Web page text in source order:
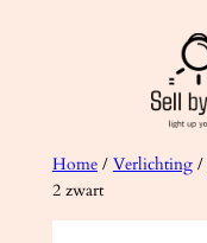
Home/ Verlichting/
2 zwart